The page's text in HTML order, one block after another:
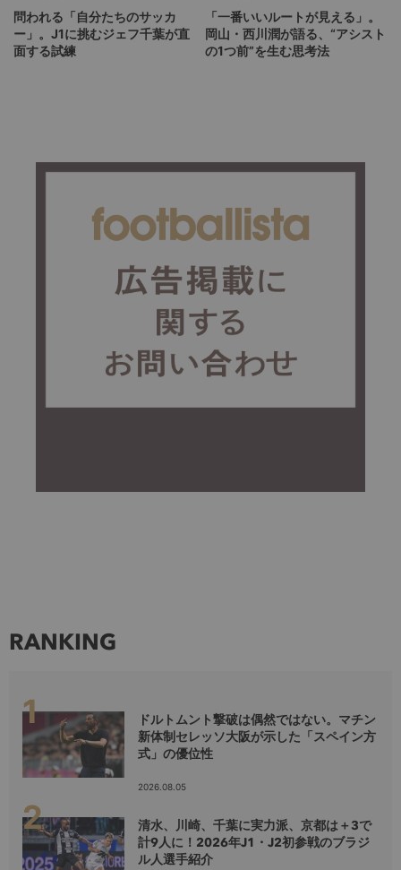
問われる「自分たちのサッカ
ー」。J1に挑むジェフ千葉が直
面する試練
「一番いいルートが見える」。
岡山・西川潤が語る、“アシスト
の1つ前”を生む思考法
RANKING
ドルトムント撃破は偶然ではない。マチン
新体制セレッソ大阪が示した「スペイン方
式」の優位性
2026.08.05
清水、川崎、千葉に実力派、京都は＋3で
計9人に！2026年J1・J2初参戦のブラジ
ル人選手紹介